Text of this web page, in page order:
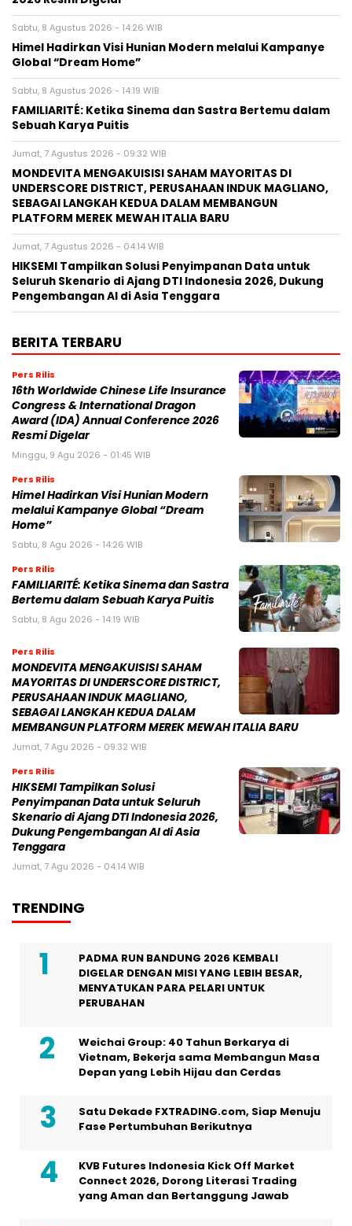
Sabtu, 8 Agustus 2026 - 14:26 WIB
Himel Hadirkan Visi Hunian Modern melalui Kampanye
Global “Dream Home”
Sabtu, 8 Agustus 2026 - 14:19 WIB
FAMILIARITÉ: Ketika Sinema dan Sastra Bertemu dalam
Sebuah Karya Puitis
Jumat, 7 Agustus 2026 - 09:32 WIB
MONDEVITA MENGAKUISISI SAHAM MAYORITAS DI
UNDERSCORE DISTRICT, PERUSAHAAN INDUK MAGLIANO,
SEBAGAI LANGKAH KEDUA DALAM MEMBANGUN
PLATFORM MEREK MEWAH ITALIA BARU
Jumat, 7 Agustus 2026 - 04:14 WIB
HIKSEMI Tampilkan Solusi Penyimpanan Data untuk
Seluruh Skenario di Ajang DTI Indonesia 2026, Dukung
Pengembangan AI di Asia Tenggara
BERITA TERBARU
Pers Rilis
16th Worldwide Chinese Life Insurance
Congress & International Dragon
Award (IDA) Annual Conference 2026
Resmi Digelar
Minggu, 9 Agu 2026 - 01:45 WIB
Pers Rilis
Himel Hadirkan Visi Hunian Modern
melalui Kampanye Global “Dream
Home”
Sabtu, 8 Agu 2026 - 14:26 WIB
Pers Rilis
FAMILIARITÉ: Ketika Sinema dan Sastra
Bertemu dalam Sebuah Karya Puitis
Sabtu, 8 Agu 2026 - 14:19 WIB
Pers Rilis
MONDEVITA MENGAKUISISI SAHAM
MAYORITAS DI UNDERSCORE DISTRICT,
PERUSAHAAN INDUK MAGLIANO,
SEBAGAI LANGKAH KEDUA DALAM
MEMBANGUN PLATFORM MEREK MEWAH ITALIA BARU
Jumat, 7 Agu 2026 - 09:32 WIB
Pers Rilis
HIKSEMI Tampilkan Solusi
Penyimpanan Data untuk Seluruh
Skenario di Ajang DTI Indonesia 2026,
Dukung Pengembangan AI di Asia
Tenggara
Jumat, 7 Agu 2026 - 04:14 WIB
TRENDING
PADMA RUN BANDUNG 2026 KEMBALI
DIGELAR DENGAN MISI YANG LEBIH BESAR,
MENYATUKAN PARA PELARI UNTUK
PERUBAHAN
Weichai Group: 40 Tahun Berkarya di
Vietnam, Bekerja sama Membangun Masa
Depan yang Lebih Hijau dan Cerdas
Satu Dekade FXTRADING.com, Siap Menuju
Fase Pertumbuhan Berikutnya
KVB Futures Indonesia Kick Off Market
Connect 2026, Dorong Literasi Trading
yang Aman dan Bertanggung Jawab